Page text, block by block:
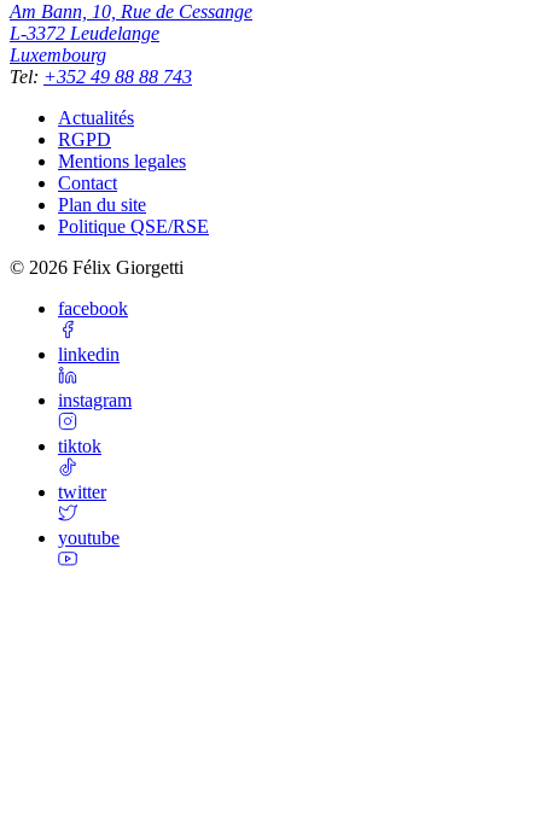
Am Bann, 10, Rue de Cessange
L-3372 Leudelange
Luxembourg
Tel: +352 49 88 88 743
Actualités
RGPD
Mentions legales
Contact
Plan du site
Politique QSE/RSE
© 2026 Félix Giorgetti
facebook
linkedin
instagram
tiktok
twitter
youtube